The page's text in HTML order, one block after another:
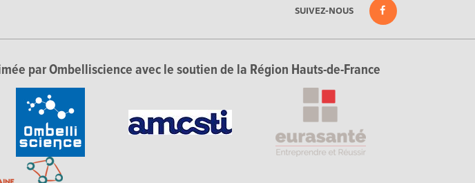
SUIVEZ-NOUS
par Ombelliscience avec le soutien de la Région Hauts-de-France